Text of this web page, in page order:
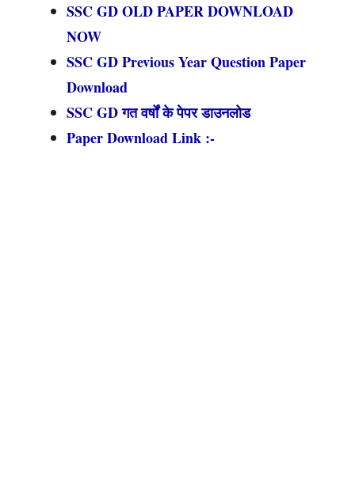
SSC GD OLD PAPER DOWNLOAD
NOW
SSC GD Previous Year Question Paper
Download
SSC GD गत वर्षों के पेपर डाउनलोड
Paper Download Link :-